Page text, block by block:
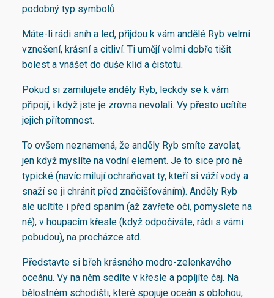
podobný typ symbolů.
Máte-li rádi sníh a led, přijdou k vám andělé Ryb velmi
vznešení, krásní a citliví. Ti umějí velmi dobře tišit
bolest a vnášet do duše klid a čistotu.
Pokud si zamilujete anděly Ryb, leckdy se k vám
připojí, i když jste je zrovna nevolali. Vy přesto ucítíte
jejich přítomnost.
To ovšem neznamená, že anděly Ryb smíte zavolat,
jen když myslíte na vodní element. Je to sice pro ně
typické (navíc milují ochraňovat ty, kteří si váží vody a
snaží se ji chránit před znečišťováním). Anděly Ryb
ale ucítíte i před spaním (až zavřete oči, pomyslete na
ně), v houpacím křesle (když odpočíváte, rádi s vámi
pobudou), na procházce atd.
Představte si břeh krásného modro-zelenkavého
oceánu. Vy na něm sedíte v křesle a popíjíte čaj. Na
bělostném schodišti, které spojuje oceán s oblohou,